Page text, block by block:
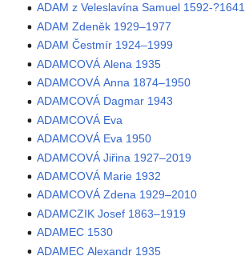
ADAM z Veleslavína Samuel 1592-?1641
ADAM Zdeněk 1929–1977
ADAM Čestmír 1924–1999
ADAMCOVÁ Alena 1935
ADAMCOVÁ Anna 1874–1950
ADAMCOVÁ Dagmar 1943
ADAMCOVÁ Eva
ADAMCOVÁ Eva 1950
ADAMCOVÁ Jiřina 1927–2019
ADAMCOVÁ Marie 1932
ADAMCOVÁ Zdena 1929–2010
ADAMCZIK Josef 1863–1919
ADAMEC 1530
ADAMEC Alexandr 1935